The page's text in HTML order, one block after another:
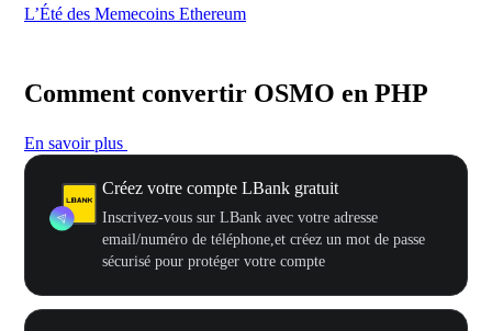
L’Été des Memecoins Ethereum
Comment convertir OSMO en PHP
En savoir plus
Créez votre compte LBank gratuit
Inscrivez-vous sur LBank avec votre adresse
email/numéro de téléphone,et créez un mot de passe
sécurisé pour protéger votre compte